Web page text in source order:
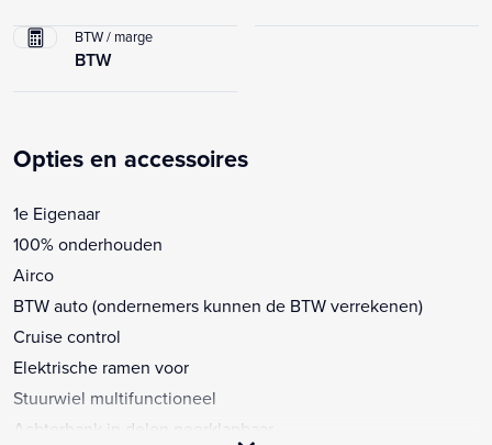
BTW / marge
BTW
Opties en accessoires
1e Eigenaar
100% onderhouden
Airco
BTW auto (ondernemers kunnen de BTW verrekenen)
Cruise control
Elektrische ramen voor
Stuurwiel multifunctioneel
Achterbank in delen neerklapbaar